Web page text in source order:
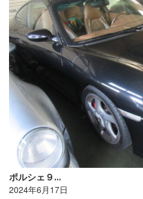
ポルシェ９…
2024年6月17日